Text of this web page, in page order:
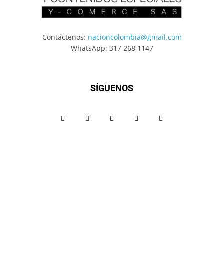
Contáctenos: nacioncolombia@gmail.com
WhatsApp: 317 268 1147
SÍGUENOS